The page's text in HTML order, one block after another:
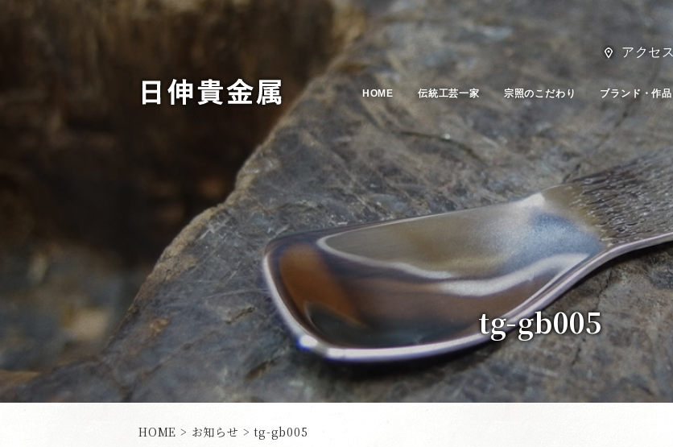
アクセス
HOME 伝統工芸一家 宗照のこだわり ブランド・作品
tg-gb005
HOME > お知らせ > tg-gb005